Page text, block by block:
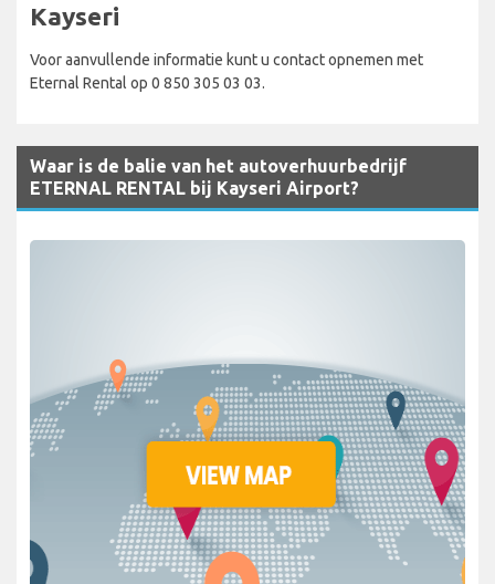
Kayseri
Voor aanvullende informatie kunt u contact opnemen met
Eternal Rental op 0 850 305 03 03.
Waar is de balie van het autoverhuurbedrijf
ETERNAL RENTAL bij Kayseri Airport?